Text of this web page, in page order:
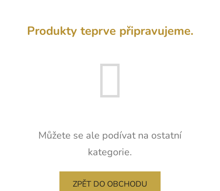
Produkty teprve připravujeme.
Můžete se ale podívat na ostatní
kategorie.
ZPĚT DO OBCHODU